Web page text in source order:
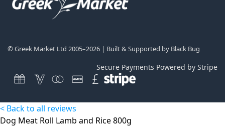
© Greek Market Ltd 2005–2026 | Built & Supported by Black Bug
Secure Payments Powered by Stripe
< Back to all reviews
Dog Meat Roll Lamb and Rice 800g